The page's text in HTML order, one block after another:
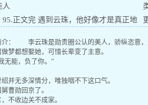
人
95.正文完 遇到云珠，他好像才是真正地
： 李云珠是勋贵圈公认的美人，骄纵恣意，
梦都想娶她，可惜长辈变了主意。
无能，负了你。”
并无多深情分，唯独咽不下这口气。
曹勋回京了。
不收边关不成家。